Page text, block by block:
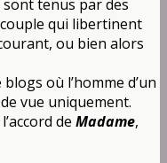
sont tenus par des
qui libertinent
ou bien alors
où l’homme d’un
vue uniquement.
de Madame,